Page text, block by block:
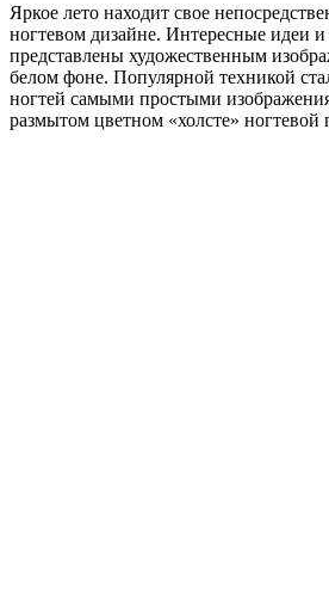
Яркое лето находит свое
ногтевом дизайне. Интересные идеи
представлены художественным
белом фоне. Популярной техникой
ногтей самыми простыми
размытом цветном «холсте» ногтевой